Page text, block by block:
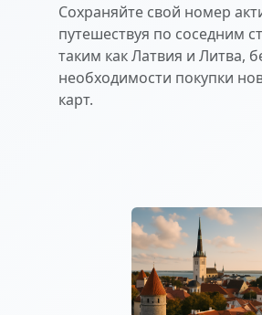
Сохраняйте свой номер
путешествуя по соседним
таким как Латвия и Литва,
необходимости покупки
карт.